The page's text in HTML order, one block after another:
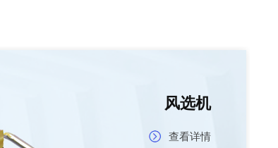
风选机
查看详情